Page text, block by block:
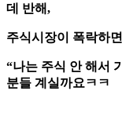
데 반해,
주식시장이 폭락하
“나는 주식 안 해서
분들 계실까요ㅋㅋ